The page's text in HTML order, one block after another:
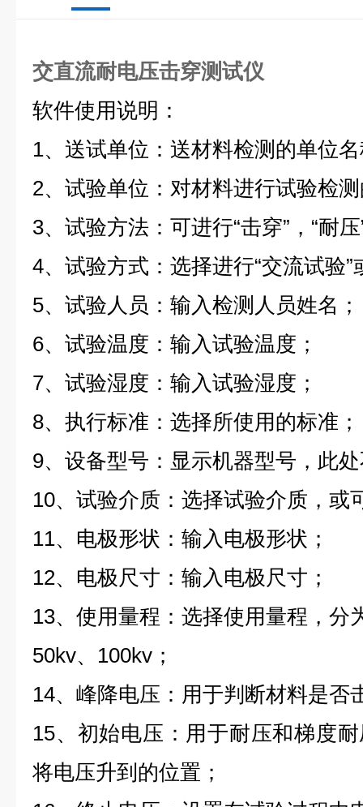
交直流耐电压击穿测试仪
软件使用说明：
1、送试单位：送材料检测的单位
2、试验单位：对材料进行试验检
3、试验方法：可进行“击穿”，“耐
4、试验方式：选择进行“交流试验”
5、试验人员：输入检测人员姓名；
6、试验温度：输入试验温度；
7、试验湿度：输入试验湿度；
8、执行标准：选择所使用的标准；
9、设备型号：显示机器型号，此
10、试验介质：选择试验介质，或
11、电极形状：输入电极形状；
12、电极尺寸：输入电极尺寸；
13、使用量程：选择使用量程，分
50kv、100kv；
14、峰降电压：用于判断材料是否
15、初始电压：用于耐压和梯度
将电压升到的位置；